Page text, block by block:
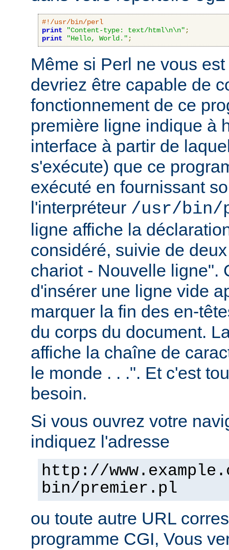
#!/usr/bin/perl
print
"Content-type: text/html\n\n" ;
print
"Hello, World." ;
Même si Perl ne vous
devriez être capable de
fonctionnement de ce
première ligne indique à
interface à partir de
s'exécute) que ce
exécuté en fournissant
l'interpréteur /usr/bin/
ligne affiche la
considéré, suivie de
chariot - Nouvelle ligne".
d'insérer une ligne vide
marquer la fin des en-
du corps du document.
affiche la chaîne de
le monde . . .". Et c'est
besoin.
Si vous ouvrez votre
indiquez l'adresse
http://
bin/premier.pl
ou toute autre URL
programme CGI, Vous